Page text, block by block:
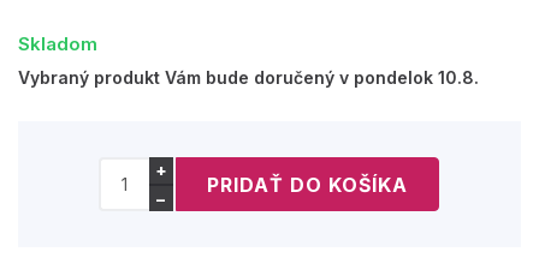
Skladom
Vybraný produkt Vám bude doručený v pondelok 10.8.
+
−